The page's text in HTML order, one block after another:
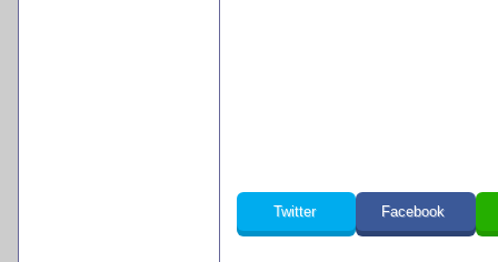
Twitter Facebook